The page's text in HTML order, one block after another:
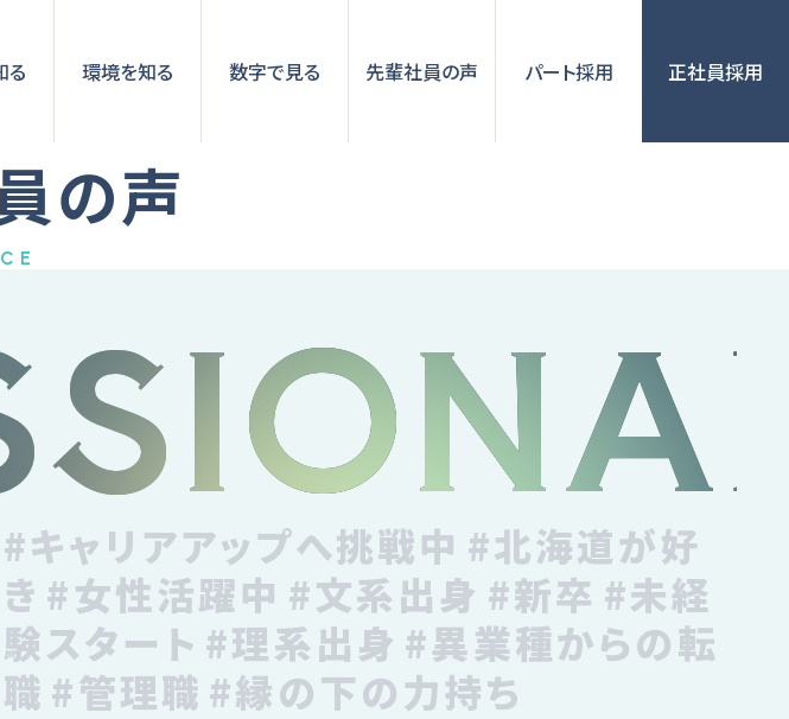
る 環境を知る 数字で見る 先輩社員の声 パート採用 正社員採用
の声
#キャリアアップへ挑戦中 #北海道が好
き #女性活躍中 #文系出身 #新卒 #未経
験スタート #理系出身 #異業種からの転
職 #管理職 #縁の下の力持ち